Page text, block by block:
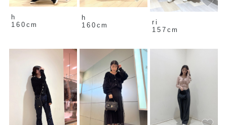
h
160cm
h
160cm
ri
157cm